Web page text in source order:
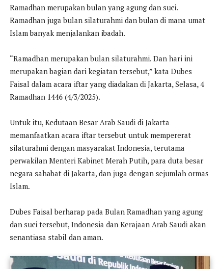
Ramadhan merupakan bulan yang agung dan suci.
Ramadhan juga bulan silaturahmi dan bulan di mana umat
Islam banyak menjalankan ibadah.
“Ramadhan merupakan bulan silaturahmi. Dan hari ini
merupakan bagian dari kegiatan tersebut,” kata Dubes
Faisal dalam acara iftar yang diadakan di Jakarta, Selasa, 4
Ramadhan 1446 (4/3/2025).
Untuk itu, Kedutaan Besar Arab Saudi di Jakarta
memanfaatkan acara iftar tersebut untuk mempererat
silaturahmi dengan masyarakat Indonesia, terutama
perwakilan Menteri Kabinet Merah Putih, para duta besar
negara sahabat di Jakarta, dan juga dengan sejumlah ormas
Islam.
Dubes Faisal berharap pada Bulan Ramadhan yang agung
dan suci tersebut, Indonesia dan Kerajaan Arab Saudi akan
senantiasa stabil dan aman.